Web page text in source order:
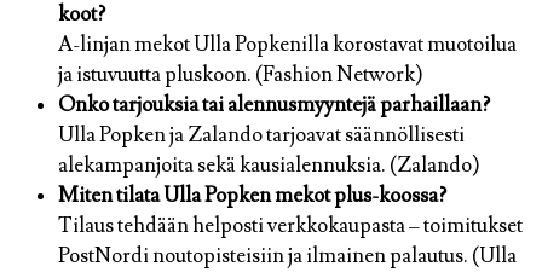
koot?
A-linjan mekot Ulla Popkenilla korostavat muotoilua
ja istuvuutta pluskoon. (Fashion Network)
Onko tarjouksia tai alennusmyyntejä parhaillaan?
Ulla Popken ja Zalando tarjoavat säännöllisesti
alekampanjoita sekä kausialennuksia. (Zalando)
Miten tilata Ulla Popken mekot plus-koossa?
Tilaus tehdään helposti verkkokaupasta – toimitukset
PostNordi noutopisteisiin ja ilmainen palautus. (Ulla